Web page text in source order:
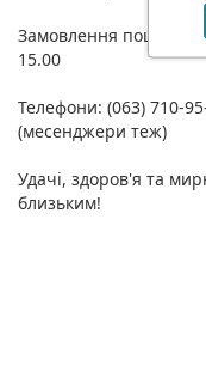
Замовлення поштою
15.00
Телефони: (063) 710-
(месенджери теж)
Удачі, здоров'я та
близьким!